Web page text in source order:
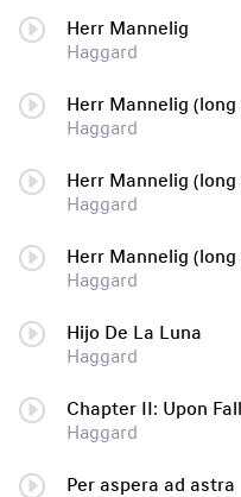
Herr Mannelig
Haggard
Herr Mannelig (long
Haggard
Herr Mannelig (long
Haggard
Herr Mannelig (long
Haggard
Hijo De La Luna
Haggard
Chapter II: Upon
Haggard
Per aspera ad astra